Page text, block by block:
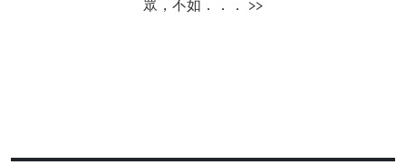
眾，不如．．． >>